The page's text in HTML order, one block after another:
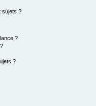
sujets ?
?
?